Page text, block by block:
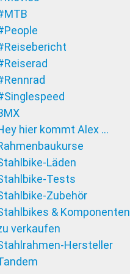
hier kommt Alex …
Läden
Tests
Zubehör
& Komponenten
verkaufen
Hersteller